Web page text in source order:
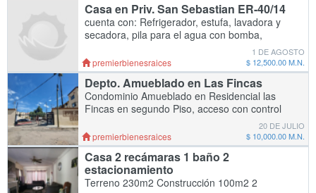
Casa en Priv. San Sebastian ER-40/14
cuenta con: Refrigerador, estufa, lavadora y
secadora, pila para el agua con bomba,
asador, acceso con puerta de seguridad y
vigilancia 24 horas se incluye cuota de
mantenimiento l
premierbienesraices
1 DE AGOSTO
$ 12,500.00 M.N.
Depto. Amueblado en Las Fincas
Condominio Amueblado en Residencial las
Fincas en segundo Piso, acceso con control
estacionamiento privado para 1 carro, se
encuentra al final de la
premierbienesraices
20 DE JULIO
$ 10,000.00 M.N.
Casa 2 recámaras 1 baño 2
estacionamiento
Terreno 230m2 Construcción 100m2 2